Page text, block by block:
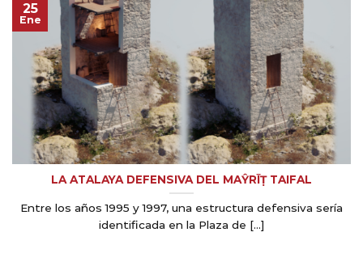
LA ATALAYA DEFENSIVA DEL MAŶRĪṬ TAIFAL
Entre los años 1995 y 1997, una estructura defensiva sería
identificada en la Plaza de [...]
25
Ene